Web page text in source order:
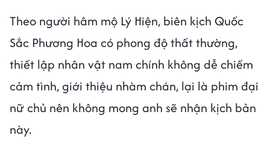
Theo người hâm mộ Lý Hiện, biên kịch Quốc
Sắc Phương Hoa có phong độ thất thường,
thiết lập nhân vật nam chính không dễ chiếm
cảm tình, giới thiệu nhàm chán, lại là phim đại
nữ chủ nên không mong anh sẽ nhận kịch bản
này.